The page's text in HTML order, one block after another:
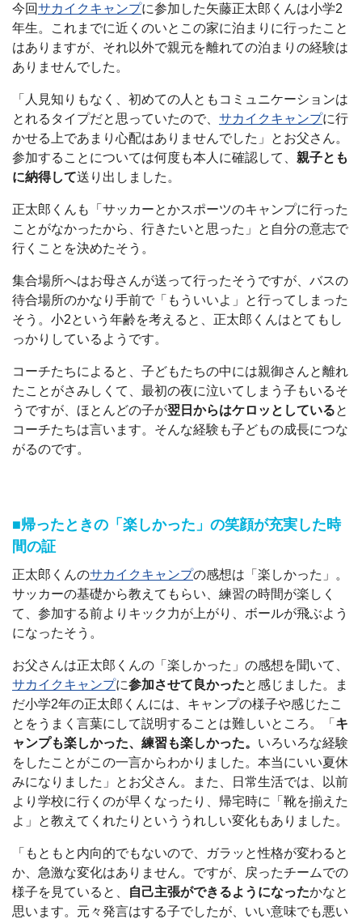
今回サカイクキャンプに参加した矢藤正太郎くんは小学2
年生。これまでに近くのいとこの家に泊まりに行ったこと
はありますが、それ以外で親元を離れての泊まりの経験は
ありませんでした。
「人見知りもなく、初めての人ともコミュニケーションは
とれるタイプだと思っていたので、 サカイクキャンプに行
かせる上であまり心配はありませんでした」とお父さん。
参加することについては何度も本人に確認して、 親子とも
に納得して送り出しました。
正太郎くんも「サッカーとかスポーツのキャンプに行った
ことがなかったから、行きたいと思った」と自分の意志で
行くことを決めたそう。
集合場所へはお母さんが送って行ったそうですが、バスの
待合場所のかなり手前で「もういいよ」と行ってしまった
そう。小2という年齢を考えると、正太郎くんはとてもし
っかりしているようです。
コーチたちによると、子どもたちの中には親御さんと離れ
たことがさみしくて、最初の夜に泣いてしまう子もいるそ
うですが、ほとんどの子が翌日からはケロッとしていると
コーチたちは言います。そんな経験も子どもの成長につな
がるのです。
■帰ったときの「楽しかった」の笑顔が充実した時
間の証
正太郎くんのサカイクキャンプの感想は「楽しかった」。
サッカーの基礎から教えてもらい、練習の時間が楽しく
て、参加する前よりキック力が上がり、ボールが飛ぶよう
になったそう。
お父さんは正太郎くんの「楽しかった」の感想を聞いて、
サカイクキャンプに参加させて良かったと感じました。ま
だ小学2年の正太郎くんには、キャンプの様子や感じたこ
とをうまく言葉にして説明することは難しいところ。「 キ
ャンプも楽しかった、練習も楽しかった。 いろいろな経験
をしたことがこの一言からわかりました。本当にいい夏休
みになりました」とお父さん。また、日常生活では、以前
より学校に行くのが早くなったり、帰宅時に「靴を揃えた
よ」と教えてくれたりといううれしい変化もありました。
「もともと内向的でもないので、ガラッと性格が変わると
か、急激な変化はありません。ですが、戻ったチームでの
様子を見ていると、
自己主張ができるようになったかなと
思います。元々発言はする子でしたが、いい意味でも悪い